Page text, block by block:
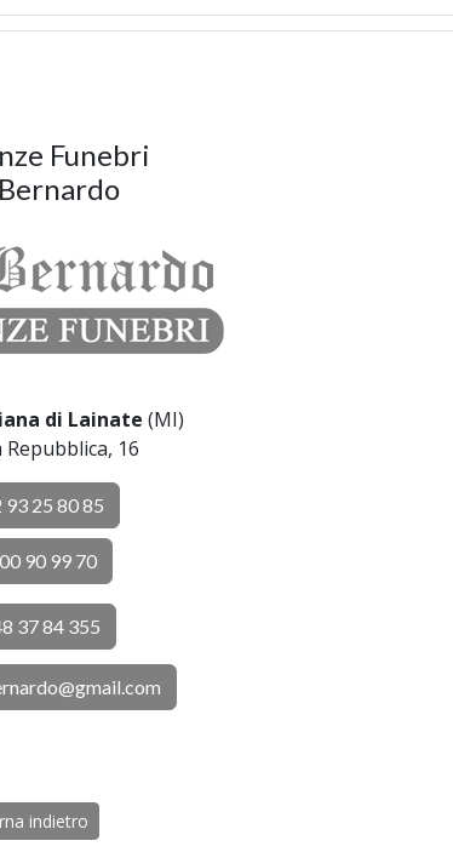
Funebri
di Lainate (MI)
Repubblica, 16
25 80 85
90 99 70
37 84 355
indietro